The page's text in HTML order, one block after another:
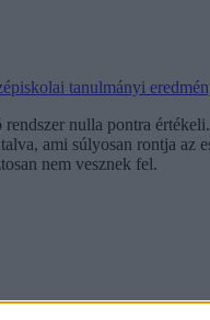
tanulmányi
nulla pontra
ami súlyosan rontja az
nem vesznek fel.